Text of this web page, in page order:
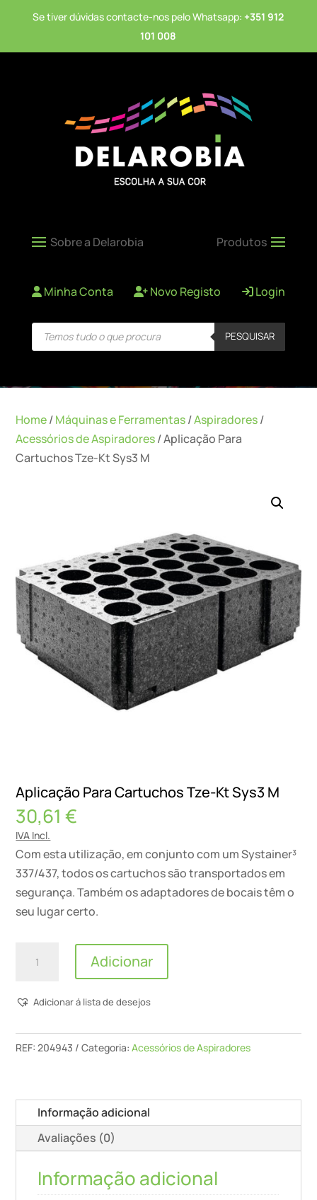
Se tiver dúvidas contacte-nos pelo Whatsapp: +351 912
101 008
Minha Conta Novo Registo Login
Products
search PESQUISAR
Home/Máquinas e Ferramentas/Aspiradores/
Acessórios de Aspiradores/ Aplicação Para
Cartuchos Tze-Kt Sys3 M
Aplicação Para Cartuchos Tze-Kt Sys3 M
30,61€
IVA Incl.
Com esta utilização, em conjunto com um Systainer³
337/437, todos os cartuchos são transportados em
segurança. Também os adaptadores de bocais têm o
seu lugar certo.
Quantidade
Para
Tze-
M
Adicionar
Adicionar á lista de desejos
REF:204943 Categoria:Acessórios de Aspiradores
Informação adicional
Avaliações (0)
Informação adicional